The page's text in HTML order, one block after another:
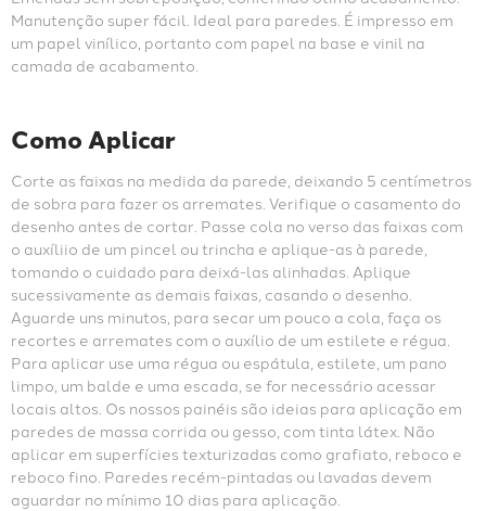
Manutenção super fácil. Ideal para paredes. É impresso em
um papel vinílico, portanto com papel na base e vinil na
camada de acabamento.
Como Aplicar
Corte as faixas na medida da parede, deixando 5 centímetros
de sobra para fazer os arremates. Verifique o casamento do
desenho antes de cortar. Passe cola no verso das faixas com
o auxíliio de um pincel ou trincha e aplique-as à parede,
tomando o cuidado para deixá-las alinhadas. Aplique
sucessivamente as demais faixas, casando o desenho.
Aguarde uns minutos, para secar um pouco a cola, faça os
recortes e arremates com o auxílio de um estilete e régua.
Para aplicar use uma régua ou espátula, estilete, um pano
limpo, um balde e uma escada, se for necessário acessar
locais altos. Os nossos painéis são ideias para aplicação em
paredes de massa corrida ou gesso, com tinta látex. Não
aplicar em superfícies texturizadas como grafiato, reboco e
reboco fino. Paredes recém-pintadas ou lavadas devem
aguardar no mínimo 10 dias para aplicação.